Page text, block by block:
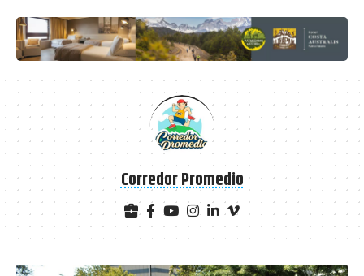
Corredor Promedio